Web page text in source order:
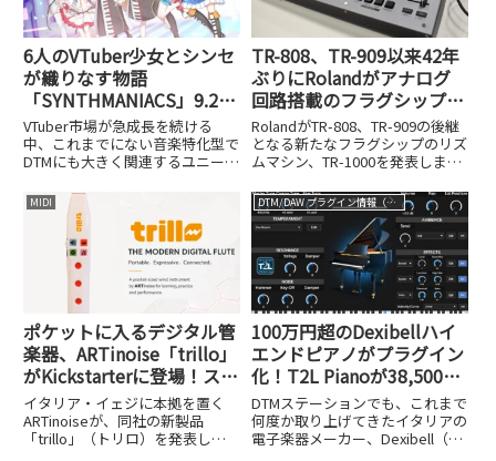
6人のVTuber少女とシンセ
が織りなす物語
「SYNTHMANIACS」9.21
始動、Yamaha・Roland・
KORG商品のプレゼントキ
ャンペーン開催中
VTuber市場が急成長を続ける
中、これまでにない音楽特化型で
DTMにも大きく関連するユニーク
「SYNTHMANIACS（シンセマニ
アクス）」が誕生します。この
SYNTHMANIACSは、シンセサイ
ザーの演奏や楽曲制作を主軸と...
TR-808、TR-909以来42年
ぶりにRolandがアナログ
回路搭載のフラグシップ
機、TR-1000を発表。PCと
の接続性も完璧
RolandがTR-808、TR-909の後継
となる新たなフラグシップのリズ
ムマシン、TR-1000を発表しまし
330,000円、発売は2025年10月11
日を予定をしています。このTR-
1000にはTR-808お...
MIDI
ポケットに入るデジタル管
楽器、ARTinoise「trillo」
がKickstarterに登場！スタ
ンドアロン演奏対応の次世
代ウィンドコントローラー
イタリア・イェジに本拠を置く
ARTinoiseが、同社の新製品
「trillo」（トリロ）を発表し、
DTM/DAW プラグイン情報（VST AU AAX）
100万円超のDexibellハイ
エンドピアノがプラグイン
化！T2L Pianoが38,500円
で発売開始
DTMステーションでも、これまで
何度か取り上げてきたイタリアの
電子楽器メーカー、Dexibell（デ